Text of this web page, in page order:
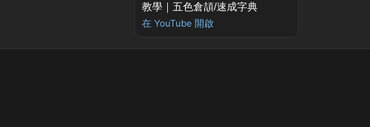
教學｜五色倉頡/速成字典
在 YouTube 開啟